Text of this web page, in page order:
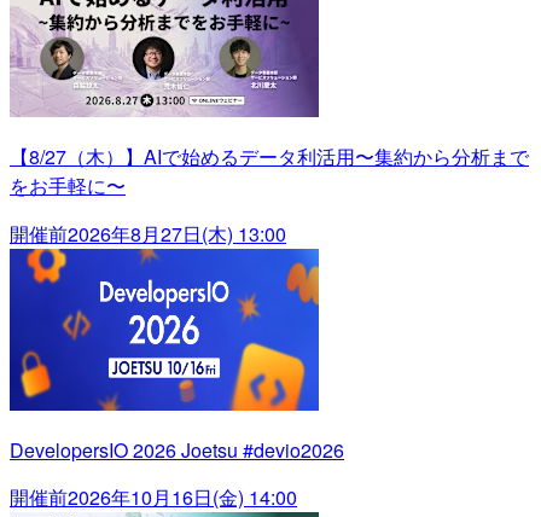
【8/27（木）】AIで始めるデータ利活用〜集約から分析まで
をお手軽に〜
開催前2026年8月27日(木) 13:00
DevelopersIO 2026 Joetsu #devio2026
開催前2026年10月16日(金) 14:00